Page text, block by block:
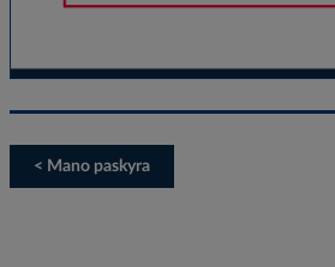
< Mano paskyra